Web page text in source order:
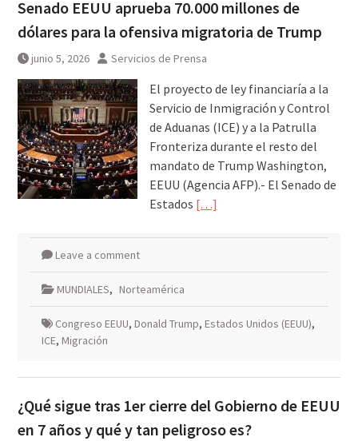
Senado EEUU aprueba 70.000 millones de
dólares para la ofensiva migratoria de Trump
junio 5, 2026 Servicios de Prensa
El proyecto de ley financiaría a la
Servicio de Inmigración y Control
de Aduanas (ICE) y a la Patrulla
Fronteriza durante el resto del
mandato de Trump Washington,
EEUU (Agencia AFP).- El Senado de
Estados […]
Leave a comment
MUNDIALES, Norteamérica
Congreso EEUU, Donald Trump, Estados Unidos (EEUU),
ICE, Migración
¿Qué sigue tras 1er cierre del Gobierno de EEUU
en 7 años y qué y tan peligroso es?